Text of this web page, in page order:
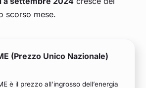
scorso mese.
(Prezzo Unico Nazionale)
è il prezzo all’ingrosso dell’energia